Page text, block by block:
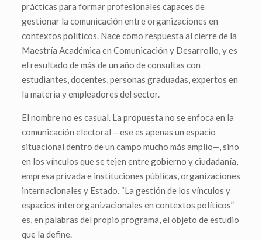
prácticas para formar profesionales capaces de
gestionar la comunicación entre organizaciones en
contextos políticos. Nace como respuesta al cierre de la
Maestría Académica en Comunicación y Desarrollo, y es
el resultado de más de un año de consultas con
estudiantes, docentes, personas graduadas, expertos en
la materia y empleadores del sector.
El nombre no es casual. La propuesta no se enfoca en la
comunicación electoral —ese es apenas un espacio
situacional dentro de un campo mucho más amplio—, sino
en los vínculos que se tejen entre gobierno y ciudadanía,
empresa privada e instituciones públicas, organizaciones
internacionales y Estado. “La gestión de los vínculos y
espacios interorganizacionales en contextos políticos”
es, en palabras del propio programa, el objeto de estudio
que la define.